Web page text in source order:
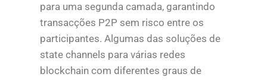
para uma segunda camada, garantindo
transacções P2P sem risco entre os
participantes. Algumas das soluções de
state channels para várias redes
blockchain com diferentes graus de